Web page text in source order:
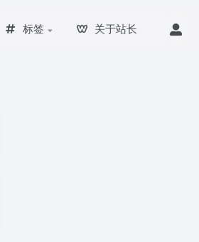
标签 关于站长